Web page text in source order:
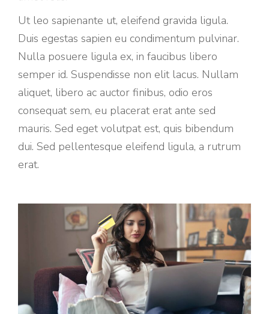
Ut leo sapienante ut, eleifend gravida ligula.
Duis egestas sapien eu condimentum pulvinar.
Nulla posuere ligula ex, in faucibus libero
semper id. Suspendisse non elit lacus. Nullam
aliquet, libero ac auctor finibus, odio eros
consequat sem, eu placerat erat ante sed
mauris. Sed eget volutpat est, quis bibendum
dui. Sed pellentesque eleifend ligula, a rutrum
erat.